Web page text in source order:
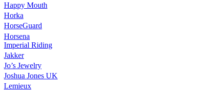
Happy Mouth
Horka
HorseGuard
Horsena
Imperial Riding
Jakker
Jo’s Jewelry
Joshua Jones UK
Lemieux